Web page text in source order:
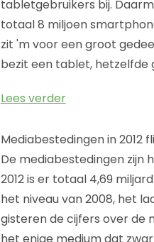
tabletgebruikers bij.
totaal 8 miljoen
zit 'm voor een groot
bezit een tablet, hetzelfde
Lees verder
Mediabestedingen in 2012
De mediabestedingen zijn
2012 is er totaal 4,69
het niveau van 2008, het
gisteren de cijfers over de
het enige medium dat